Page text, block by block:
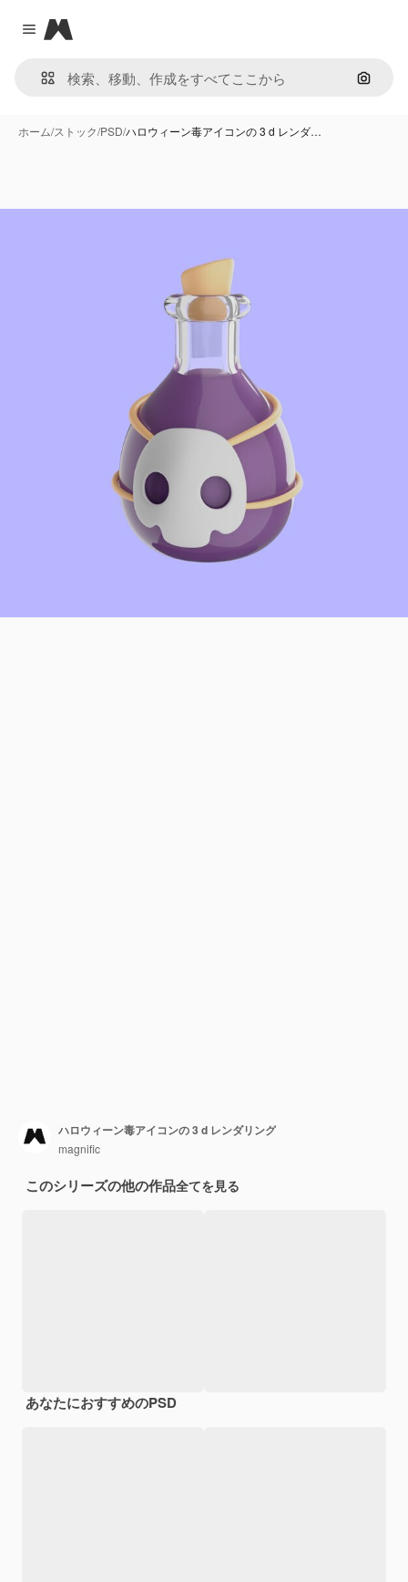
Close menu
Magnific
画像で
ホーム/ストック/PSD/ハロウィーン毒アイコンの 3 d レンダ…
ハロウィーン毒アイコンの 3 d レンダリング
magnific
このシリーズの他の作品全てを見る
あなたにおすすめのPSD